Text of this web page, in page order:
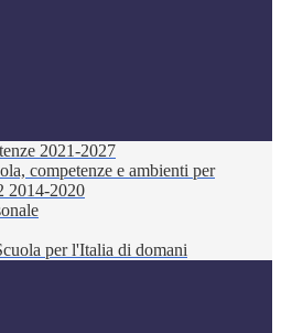
2021-2027
competenze e ambienti per
2014-2020
per l'Italia di domani